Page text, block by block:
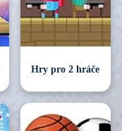
Hry pro 2 hráče